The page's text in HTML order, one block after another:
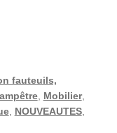
fauteuils,
, Mobilier,
, NOUVEAUTES,